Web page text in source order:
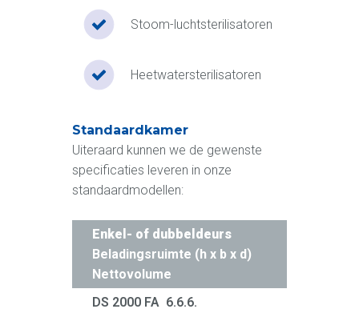
Stoom-luchtsterilisatoren
Heetwatersterilisatoren
Standaardkamer
Uiteraard kunnen we de gewenste
specificaties leveren in onze
standaardmodellen:
Enkel- of dubbeldeurs
Beladingsruimte (h x b x d)
Nettovolume
DS 2000 FA 6.6.6.